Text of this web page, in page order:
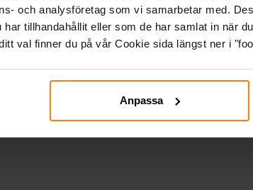
och analysföretag som vi samarbetar med.
har tillhandahållit eller som de har samlat in när
val finner du på vår Cookie sida längst ner i
Anpassa